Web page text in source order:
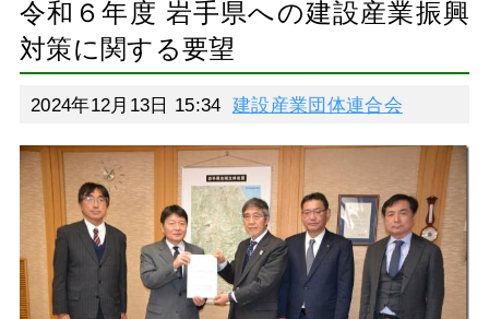
令和６年度 岩手県への建設産業振興
対策に関する要望
2024年12月13日 15:34 建設産業団体連合会